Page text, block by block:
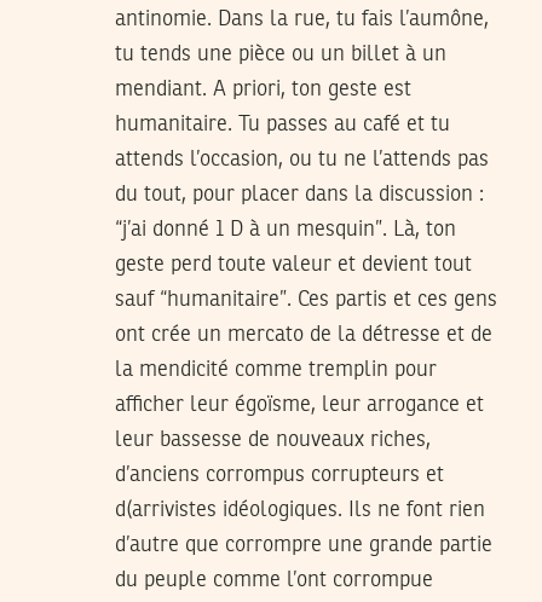
antinomie. Dans la rue, tu fais l’aumône,
tu tends une pièce ou un billet à un
mendiant. A priori, ton geste est
humanitaire. Tu passes au café et tu
attends l’occasion, ou tu ne l’attends pas
du tout, pour placer dans la discussion :
“j’ai donné 1 D à un mesquin”. Là, ton
geste perd toute valeur et devient tout
sauf “humanitaire”. Ces partis et ces gens
ont crée un mercato de la détresse et de
la mendicité comme tremplin pour
afficher leur égoïsme, leur arrogance et
leur bassesse de nouveaux riches,
d’anciens corrompus corrupteurs et
d(arrivistes idéologiques. Ils ne font rien
d’autre que corrompre une grande partie
du peuple comme l’ont corrompue